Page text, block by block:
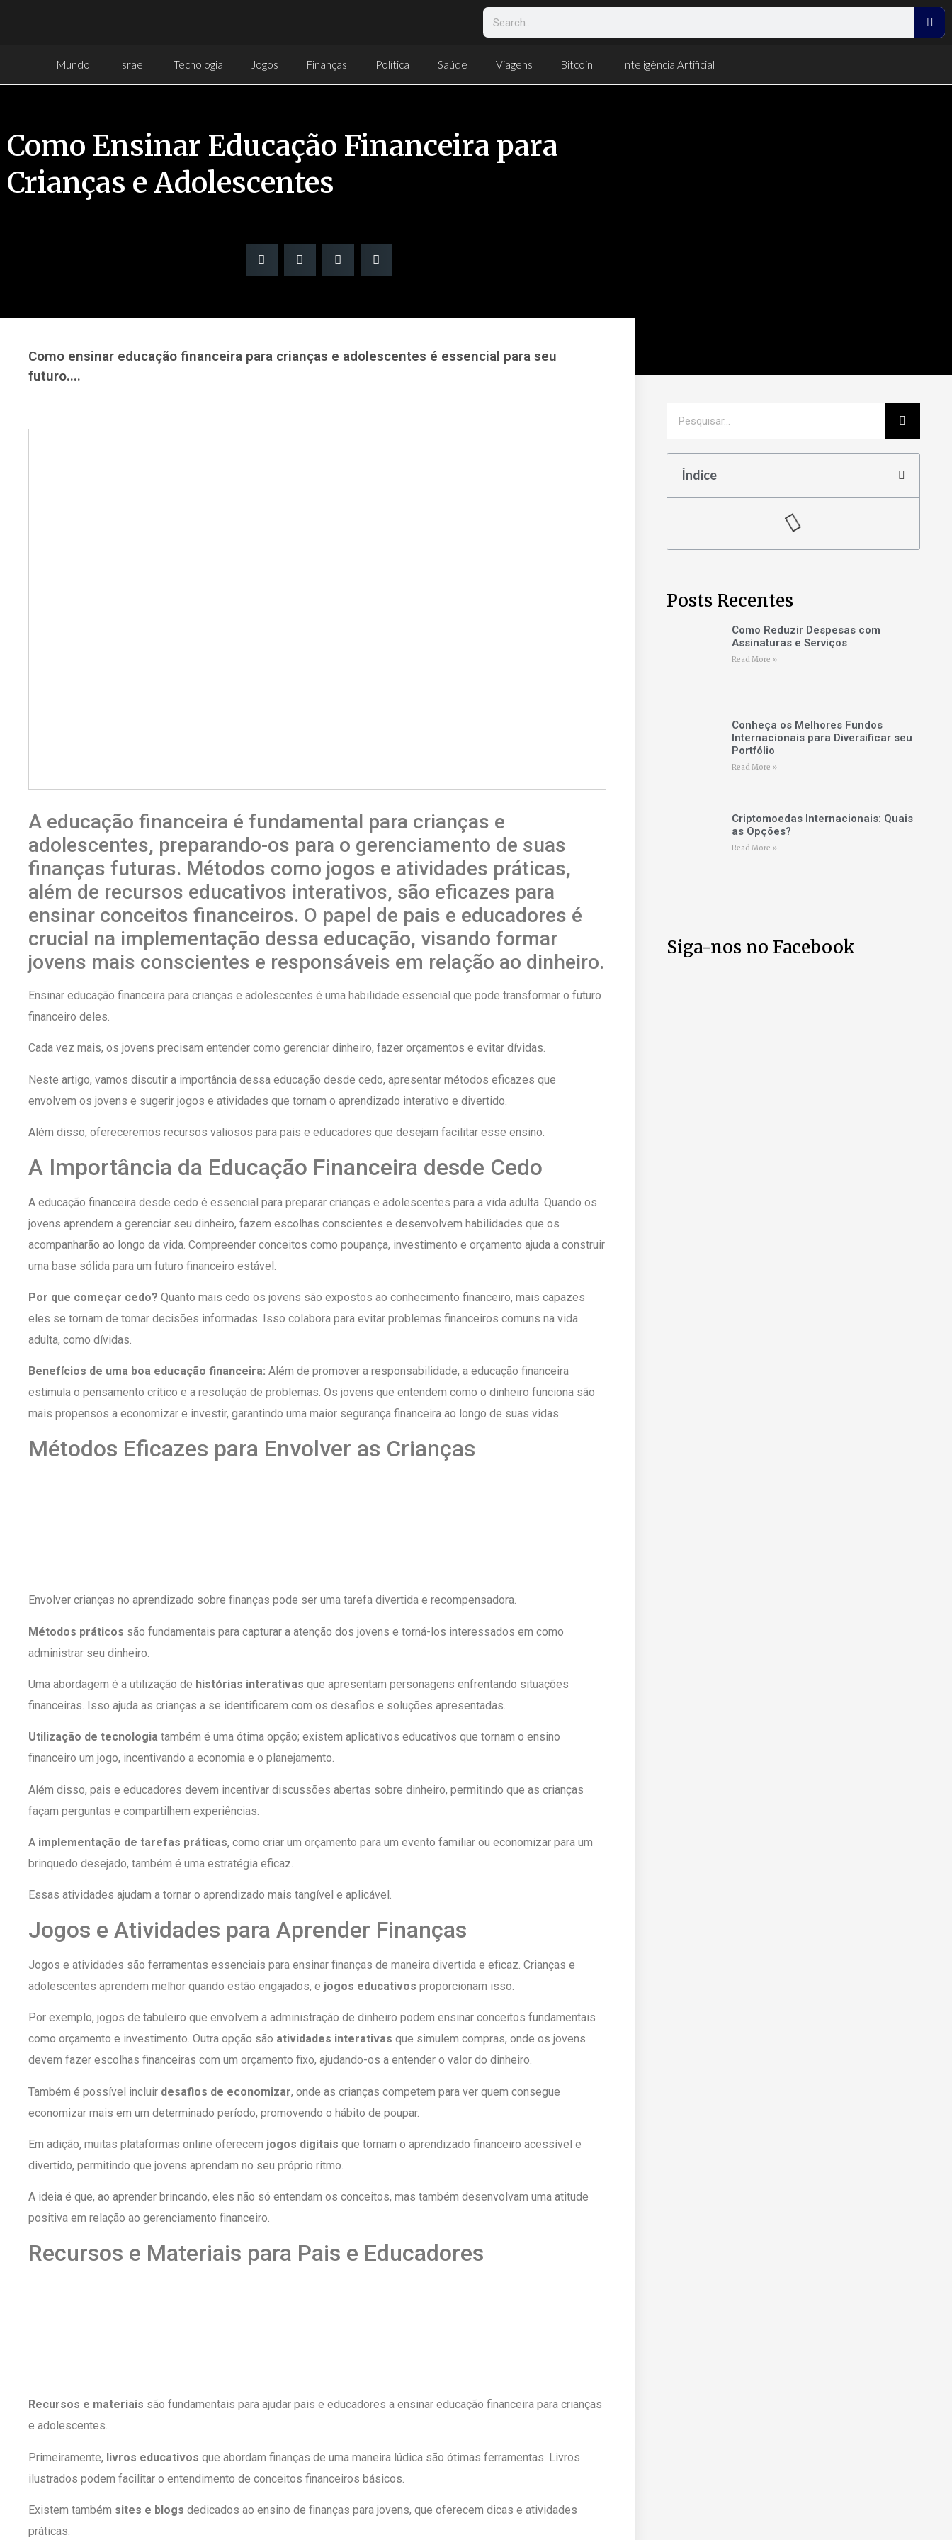
Mundo Israel Tecnologia Jogos Finanças Política Saúde Viagens Bitcoin Inteligência Artificial
Como Ensinar Educação Financeira para
Crianças e Adolescentes
Como ensinar educação financeira para crianças e adolescentes é essencial para seu
futuro....
A educação financeira é fundamental para crianças e
adolescentes, preparando-os para o gerenciamento de suas
finanças futuras. Métodos como jogos e atividades práticas,
além de recursos educativos interativos, são eficazes para
ensinar conceitos financeiros. O papel de pais e educadores é
crucial na implementação dessa educação, visando formar
jovens mais conscientes e responsáveis em relação ao dinheiro.
Ensinar educação financeira para crianças e adolescentes é uma habilidade essencial que pode transformar o futuro
financeiro deles.
Cada vez mais, os jovens precisam entender como gerenciar dinheiro, fazer orçamentos e evitar dívidas.
Neste artigo, vamos discutir a importância dessa educação desde cedo, apresentar métodos eficazes que
envolvem os jovens e sugerir jogos e atividades que tornam o aprendizado interativo e divertido.
Além disso, ofereceremos recursos valiosos para pais e educadores que desejam facilitar esse ensino.
A Importância da Educação Financeira desde Cedo
A educação financeira desde cedo é essencial para preparar crianças e adolescentes para a vida adulta. Quando os
jovens aprendem a gerenciar seu dinheiro, fazem escolhas conscientes e desenvolvem habilidades que os
acompanharão ao longo da vida. Compreender conceitos como poupança, investimento e orçamento ajuda a construir
uma base sólida para um futuro financeiro estável.
Por que começar cedo? Quanto mais cedo os jovens são expostos ao conhecimento financeiro, mais capazes
eles se tornam de tomar decisões informadas. Isso colabora para evitar problemas financeiros comuns na vida
adulta, como dívidas.
Benefícios de uma boa educação financeira: Além de promover a responsabilidade, a educação financeira
estimula o pensamento crítico e a resolução de problemas. Os jovens que entendem como o dinheiro funciona são
mais propensos a economizar e investir, garantindo uma maior segurança financeira ao longo de suas vidas.
Métodos Eficazes para Envolver as Crianças
Envolver crianças no aprendizado sobre finanças pode ser uma tarefa divertida e recompensadora.
Métodos práticos são fundamentais para capturar a atenção dos jovens e torná-los interessados em como
administrar seu dinheiro.
Uma abordagem é a utilização de histórias interativas que apresentam personagens enfrentando situações
financeiras. Isso ajuda as crianças a se identificarem com os desafios e soluções apresentadas.
Utilização de tecnologia também é uma ótima opção; existem aplicativos educativos que tornam o ensino
financeiro um jogo, incentivando a economia e o planejamento.
Além disso, pais e educadores devem incentivar discussões abertas sobre dinheiro, permitindo que as crianças
façam perguntas e compartilhem experiências.
A implementação de tarefas práticas, como criar um orçamento para um evento familiar ou economizar para um
brinquedo desejado, também é uma estratégia eficaz.
Essas atividades ajudam a tornar o aprendizado mais tangível e aplicável.
Jogos e Atividades para Aprender Finanças
Jogos e atividades são ferramentas essenciais para ensinar finanças de maneira divertida e eficaz. Crianças e
adolescentes aprendem melhor quando estão engajados, e jogos educativos proporcionam isso.
Por exemplo, jogos de tabuleiro que envolvem a administração de dinheiro podem ensinar conceitos fundamentais
como orçamento e investimento. Outra opção são atividades interativas que simulem compras, onde os jovens
devem fazer escolhas financeiras com um orçamento fixo, ajudando-os a entender o valor do dinheiro.
Também é possível incluir desafios de economizar, onde as crianças competem para ver quem consegue
economizar mais em um determinado período, promovendo o hábito de poupar.
Em adição, muitas plataformas online oferecem jogos digitais que tornam o aprendizado financeiro acessível e
divertido, permitindo que jovens aprendam no seu próprio ritmo.
A ideia é que, ao aprender brincando, eles não só entendam os conceitos, mas também desenvolvam uma atitude
positiva em relação ao gerenciamento financeiro.
Recursos e Materiais para Pais e Educadores
Recursos e materiais são fundamentais para ajudar pais e educadores a ensinar educação financeira para crianças
e adolescentes.
Primeiramente, livros educativos que abordam finanças de uma maneira lúdica são ótimas ferramentas. Livros
ilustrados podem facilitar o entendimento de conceitos financeiros básicos.
Existem também sites e blogs dedicados ao ensino de finanças para jovens, que oferecem dicas e atividades
práticas.
Índice
Posts Recentes
Como Reduzir Despesas com
Assinaturas e Serviços
Read More »
Conheça os Melhores Fundos
Internacionais para Diversificar seu
Portfólio
Read More »
Criptomoedas Internacionais: Quais
as Opções?
Read More »
Siga-nos no Facebook